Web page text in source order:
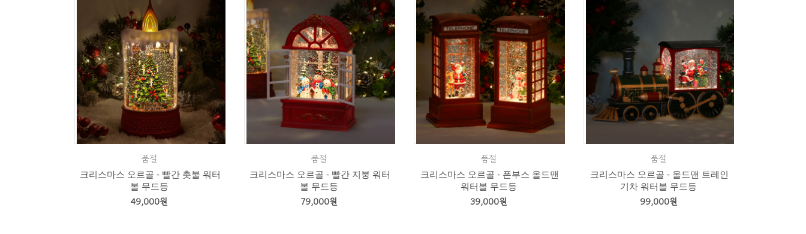
품절
크리스마스 오르골 - 빨간 촛불 워터
볼 무드등
49,000원
품절
크리스마스 오르골 - 빨간 지붕 워터
볼 무드등
79,000원
품절
크리스마스 오르골 - 폰부스 올드맨
워터볼 무드등
39,000원
품절
크리스마스 오르골 - 올드맨 트레인
기차 워터볼 무드등
99,000원